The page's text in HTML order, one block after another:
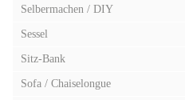
Selbermachen / DIY
Sessel
Sitz-Bank
Sofa / Chaiselongue